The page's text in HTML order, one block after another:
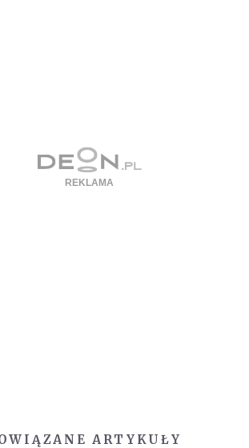
ARTYKUŁY